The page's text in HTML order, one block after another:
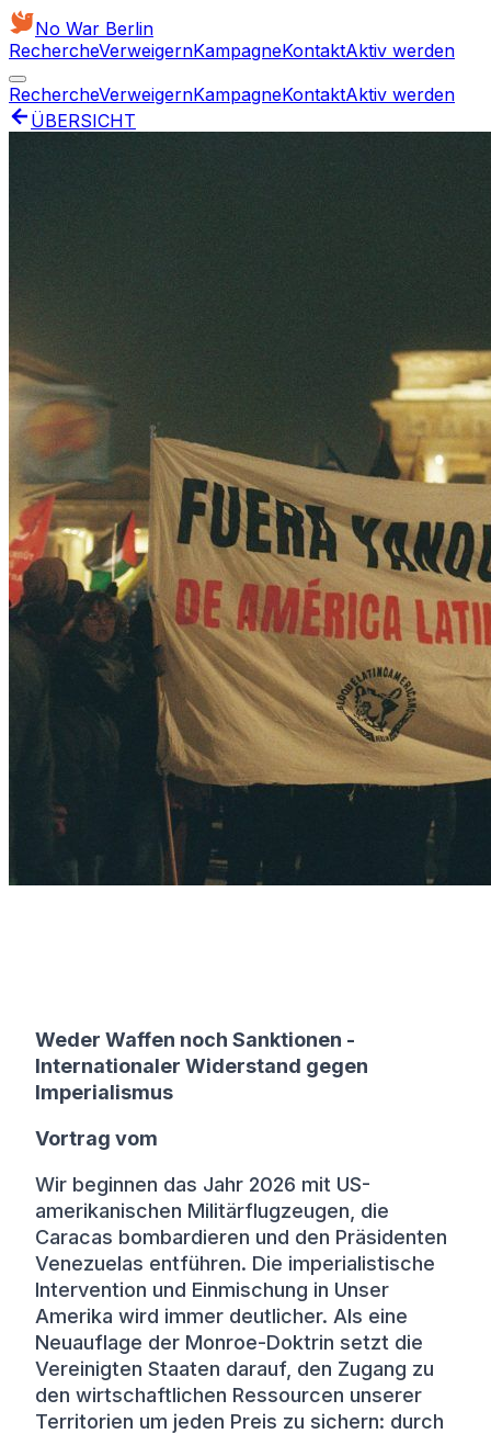
No War Berlin
RechercheVerweigernKampagneKontaktAktiv werden
RechercheVerweigernKampagneKontaktAktiv werden
ÜBERSICHT
Weder Waffen noch Sanktionen -
Internationaler Widerstand gegen
Imperialismus
Vortrag vom
Wir beginnen das Jahr 2026 mit US-
amerikanischen Militärflugzeugen, die
Caracas bombardieren und den Präsidenten
Venezuelas entführen. Die imperialistische
Intervention und Einmischung in Unser
Amerika wird immer deutlicher. Als eine
Neuauflage der Monroe-Doktrin setzt die
Vereinigten Staaten darauf, den Zugang zu
den wirtschaftlichen Ressourcen unserer
Territorien um jeden Preis zu sichern: durch